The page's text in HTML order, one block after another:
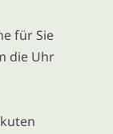
für Sie
die Uhr